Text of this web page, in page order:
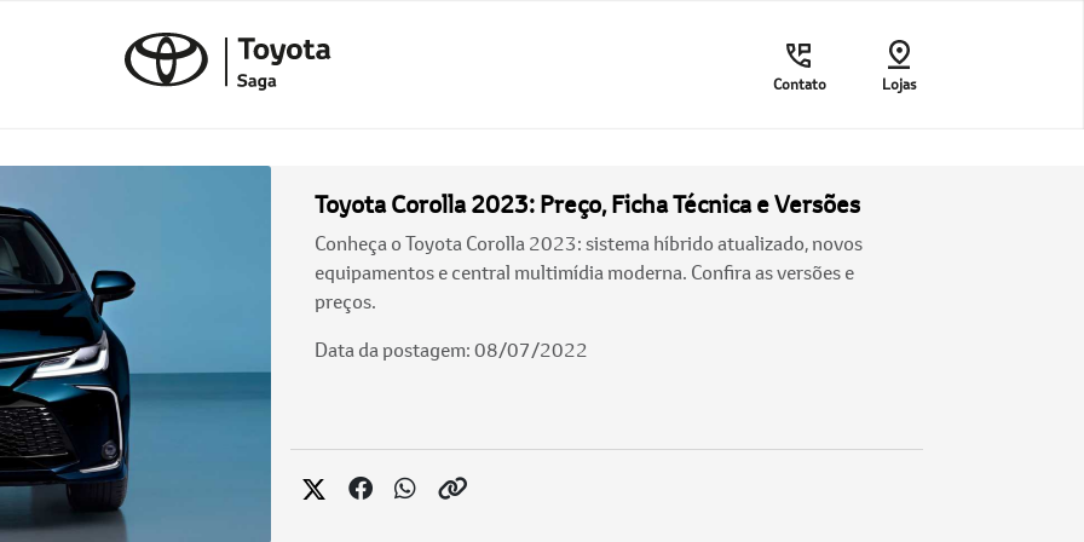
Contato Lojas
Toyota Corolla 2023: Preço, Ficha Técnica e Versões
Conheça o Toyota Corolla 2023: sistema híbrido atualizado, novos
equipamentos e central multimídia moderna. Confira as versões e
preços.
Data da postagem: 08/07/2022